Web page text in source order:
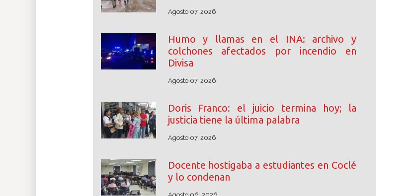
Agosto 07, 2026
Humo y llamas en el INA: archivo y
colchones afectados por incendio en
Divisa
Agosto 07, 2026
Doris Franco: el juicio termina hoy; la
justicia tiene la última palabra
Agosto 07, 2026
Docente hostigaba a estudiantes en Coclé
y lo condenan